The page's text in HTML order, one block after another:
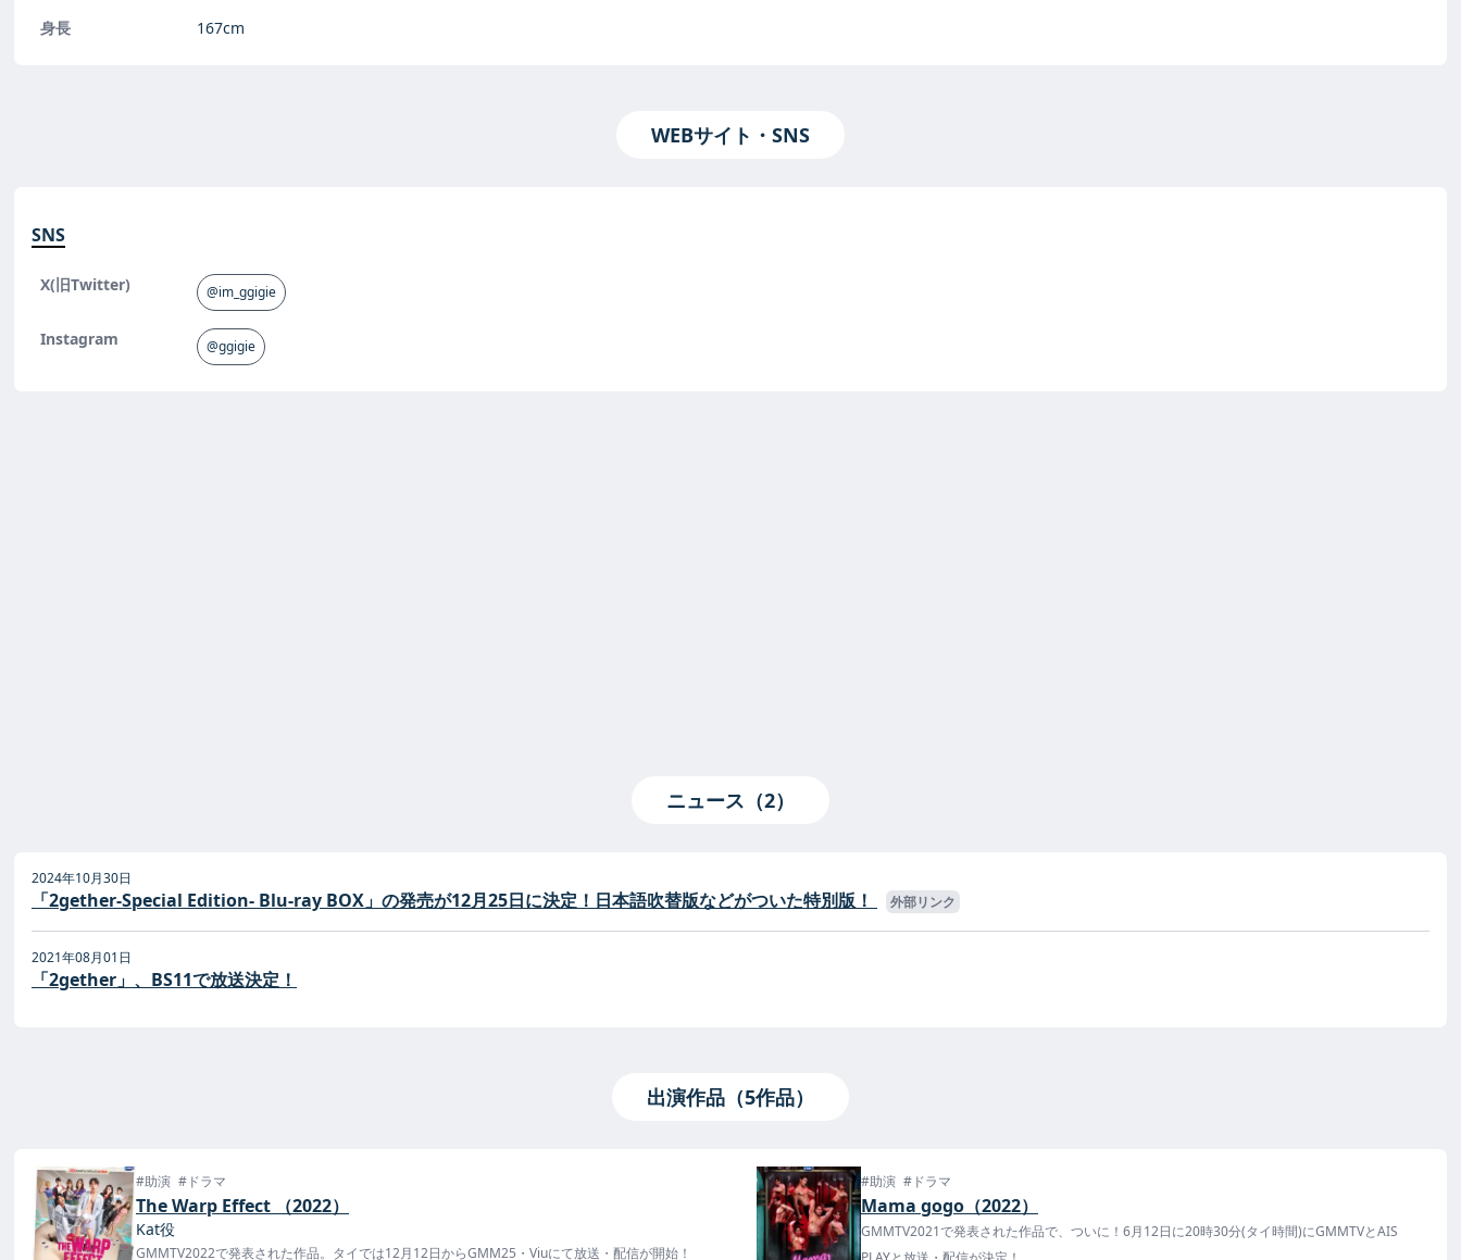
身長
167cm
WEBサイト・SNS
SNS
X(旧Twitter) @im_ggigie
Instagram @ggigie
ニュース（2）
2024年10月30日
「2gether-Special Edition- Blu-ray BOX」の発売が12月25日に決定！日本語吹替版などがついた特別版！ 外部リンク
2021年08月01日
「2gether」、BS11で放送決定！
出演作品（5作品）
#助演 #ドラマ
The Warp Effect （2022）
Kat役
GMMTV2022で発表された作品。タイでは12月12日からGMM25・Viuにて放送・配信が開始！
#助演 #ドラマ
Mama gogo（2022）
GMMTV2021で発表された作品で、ついに！6月12日に20時30分(タイ時間)にGMMTVとAIS